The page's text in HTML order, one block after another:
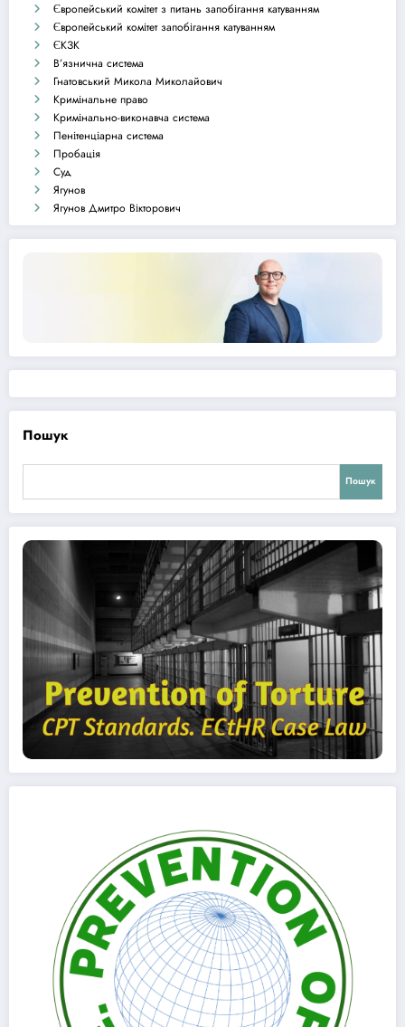
Європейський комітет з питань запобігання катуванням
Європейський комітет запобігання катуванням
ЄКЗК
В’язнична система
Гнатовський Микола Миколайович
Кримінальне право
Кримінально-виконавча система
Пенітенціарна система
Пробація
Суд
Ягунов
Ягунов Дмитро Вікторович
Пошук
Пошук